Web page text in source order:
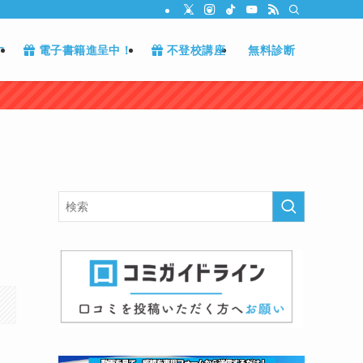
電子書籍進呈中！ 不登校講座 無料診断